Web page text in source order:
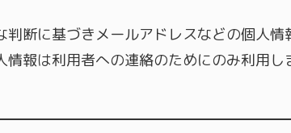
断に基づきメールアドレスなどの個人情
報は利用者への連絡のためにのみ利用し